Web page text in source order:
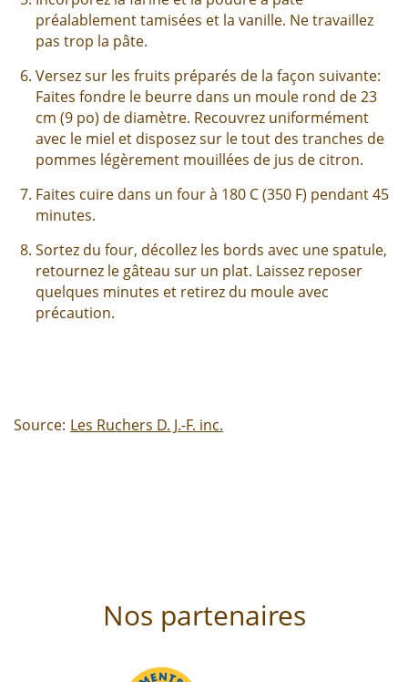
préalablement tamisées et la vanille. Ne travaillez
pas trop la pâte.
Versez sur les fruits préparés de la façon suivante:
Faites fondre le beurre dans un moule rond de 23
cm (9 po) de diamètre. Recouvrez uniformément
avec le miel et disposez sur le tout des tranches de
pommes légèrement mouillées de jus de citron.
Faites cuire dans un four à 180 C (350 F) pendant 45
minutes.
Sortez du four, décollez les bords avec une spatule,
retournez le gâteau sur un plat. Laissez reposer
quelques minutes et retirez du moule avec
précaution.
Source: Les Ruchers D. J.-F. inc.
Nos partenaires